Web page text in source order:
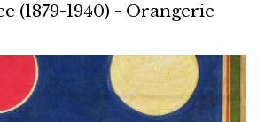
(1879-1940) - Orangerie